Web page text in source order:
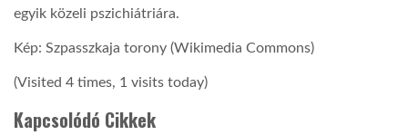
egyik közeli pszichiátriára.
Kép: Szpasszkaja torony (Wikimedia Commons)
(Visited 4 times, 1 visits today)
Kapcsolódó Cikkek